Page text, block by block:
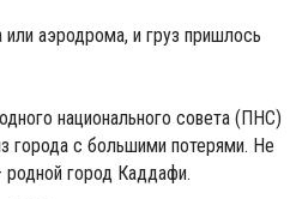
аэродрома, и груз пришлось
национального совета (ПНС)
города с большими потерями. Не
родной город Каддафи.